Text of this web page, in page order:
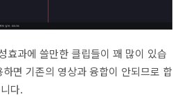
효과에 쓸만한 클립들이 꽤 많이 있습
면 기존의 영상과 융합이 안되므로 합
다.